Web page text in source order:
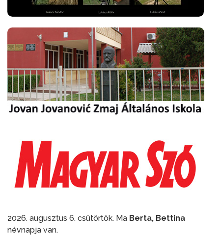
2026. augusztus 6. csütörtök. Ma Berta, Bettina
névnapja van.